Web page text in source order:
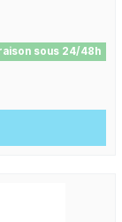
sous 24/48h